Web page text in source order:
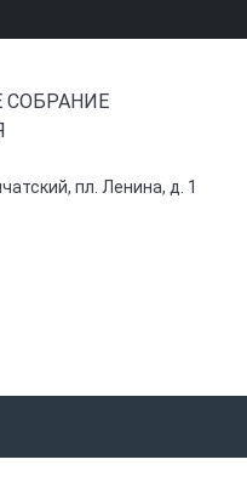
СОБРАНИЕ
пл. Ленина, д. 1